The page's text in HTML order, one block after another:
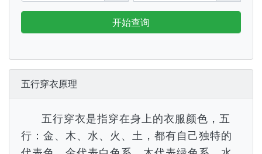
开始查询
五行穿衣原理
五行穿衣是指穿在身上的衣服颜色，五
行：金、木、水、火、土，都有自己独特的